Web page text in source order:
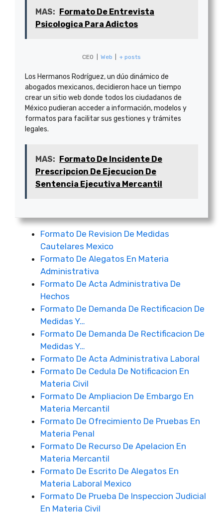
MAS: Formato De Entrevista
Psicologica Para Adictos
CEO Web + posts
Los Hermanos Rodríguez, un dúo dinámico de
abogados mexicanos, decidieron hace un tiempo
crear un sitio web donde todos los ciudadanos de
México pudieran acceder a información, modelos y
formatos para facilitar sus gestiones y trámites
legales.
MAS: Formato De Incidente De
Prescripcion De Ejecucion De
Sentencia Ejecutiva Mercantil
Formato De Revision De Medidas
Cautelares Mexico
Formato De Alegatos En Materia
Administrativa
Formato De Acta Administrativa De
Hechos
Formato De Demanda De Rectificacion De
Medidas Y…
Formato De Demanda De Rectificacion De
Medidas Y…
Formato De Acta Administrativa Laboral
Formato De Cedula De Notificacion En
Materia Civil
Formato De Ampliacion De Embargo En
Materia Mercantil
Formato De Ofrecimiento De Pruebas En
Materia Penal
Formato De Recurso De Apelacion En
Materia Mercantil
Formato De Escrito De Alegatos En
Materia Laboral Mexico
Formato De Prueba De Inspeccion Judicial
En Materia Civil